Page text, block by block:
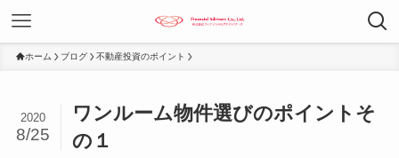
ホーム ブログ 不動産投資のポイント
ワンルーム物件選びのポイントそ
の１
2020
8/25